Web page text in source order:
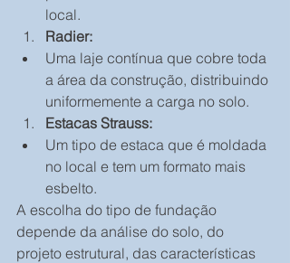
local.
Radier:
Uma laje contínua que cobre toda
a área da construção, distribuindo
uniformemente a carga no solo.
Estacas Strauss:
Um tipo de estaca que é moldada
no local e tem um formato mais
esbelto.
A escolha do tipo de fundação
depende da análise do solo, do
projeto estrutural, das características